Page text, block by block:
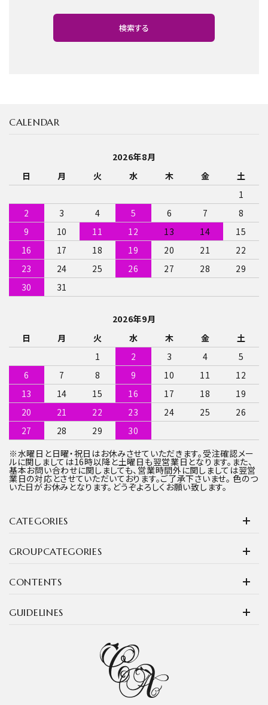
検索する
キーワード
カテゴリー
検索する
CATEGORIES
GROUPCATEGORIES
CONTENTS
CALENDAR
2026年8月
日
月 火 水 木 金
土
1
2
3 4 5 6 7
8
9
10 11 12 13 14
15
16
17 18 19 20 21
22
23
24 25 26 27 28
29
30
31
2026年9月
日
月 火 水 木 金
土
1
2 3 4
5
6
7 8 9 10 11
12
13
14 15 16 17 18
19
20
21 22 23 24 25
26
27
28 29
30
※水曜日と日曜・祝日はお休みさせていただきます。受注確認メー
ルに関しましては16時以降と土曜日も翌営業日となります。また、
基本お問い合わせに関しましても、営業時間外に関しましては翌営
業日の対応とさせていただいております。ご了承下さいませ。 色のつ
いた日がお休みとなります。どうぞよろしくお願い致します。
GUIDELINES